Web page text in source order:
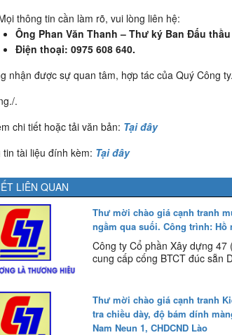
thông tin cần làm rõ, vui lòng liên hệ:
Ông Phan Văn Thanh – Thư ký Ban Đấu thầu
Điện thoại: 0975 608 640.
nhận được sự quan tâm, hợp tác của Quý Công ty.
.
chi tiết hoặc tải văn bản: Tại đây
tin tài liệu đính kèm: Tại đây
LIÊN QUAN
Thư mời chào giá cạnh tranh
ngầm qua suối. Công trình:
Công ty Cổ phần Xây dựng
cung cấp cống BTCT đúc sẵn
Thư mời chào giá cạnh tranh
tra chiều dày, độ bám dính
Nam Neun 1, CHDCND Lào